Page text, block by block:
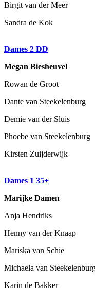
Birgit van der Meer
Sandra de Kok
Dames 2 DD
Megan Biesheuvel
Rowan de Groot
Dante van Steekelenburg
Demie van der Sluis
Phoebe van Steekelenburg
Kirsten Zuijderwijk
Dames 1 35+
Marijke Damen
Anja Hendriks
Henny van der Knaap
Mariska van Schie
Michaela van
Karin de Bakker